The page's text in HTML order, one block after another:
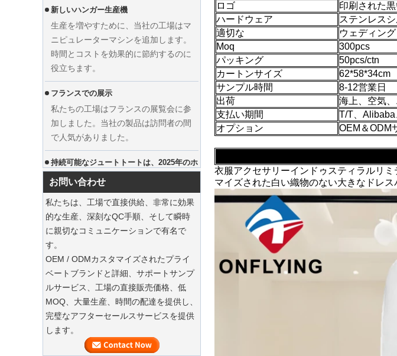
カスタムウェディングドレスベルベッ
トハンガーの服メーカーサプライヤー
を表示します
高級カスタムナチュラルキャンバスガ
ーメントコットンダストバッグファク
トリーサプライヤー
生産を増やすために、当社の工場はマ
ニピュレーターマシンを追加します。
時間とコストを効果的に節約するのに
役立ちます。
私たちの工場はフランスの展覧会に参
加しました。当社の製品は訪問者の間
で人気がありました。
リデーショッピングを支配しています
私たちのジュートトートバッグは、今
シーズンの必需品です。
持続可能な木製のスーツハンガー
ださい
私たちの工場は、ハイエンドのカスタ
マイズされた衣服スーツバッグを提供
できます
衣服のカスタムベルベットハンガー
当社の工場では、ハイエンドのカスタ
マイズされたベルベットハンガーを提
お問い合わせ
私たちは、工場で直接供給、非常に効果
的な生産、深刻なQC手順、そして瞬時
に親切なコミュニケーションで有名で
す。
OEM / ODMカスタマイズされたプライ
ベートブランドと詳細、サポートサンプ
ルサービス、工場の直接販売価格、低
MOQ、大量生産、時間の配達を提供し、
完璧なアフターセールスサービスを提供
します。
ロゴ
印刷された
ハードウェア
ステンレス
適切な
ウェディン
Moq
300pcs
パッキング
50pcs/ctn
カートンサイズ
62*58*34cm
サンプル時間
8-12営業日
出荷
海上、空気
支払い期間
T/T、
オプション
OEM＆ODM
衣服アクセサリーインドゥスティラルリ
マイズされた白い織物のない大きなドレ